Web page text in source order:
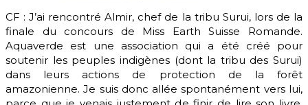
CF : J’ai rencontré Almir, chef de la tribu Surui, lors de la
finale du concours de Miss Earth Suisse Romande.
Aquaverde est une association qui a été créé pour
soutenir les peuples indigènes (dont la tribu des Surui)
dans leurs actions de protection de la forêt
amazonienne. Je suis donc allée spontanément vers lui,